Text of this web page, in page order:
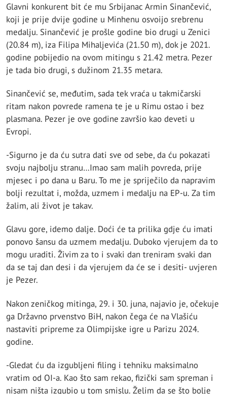
Glavni konkurent bit će mu Srbijanac Armin Sinančević,
koji je prije dvije godine u Minhenu osvoijo srebrenu
medalju. Sinančević je prošle godine bio drugi u Zenici
(20.84 m), iza Filipa Mihaljevića (21.50 m), dok je 2021.
godine pobijedio na ovom mitingu s 21.42 metra. Pezer
je tada bio drugi, s dužinom 21.35 metara.
Sinančević se, međutim, sada tek vraća u takmičarski
ritam nakon povrede ramena te je u Rimu ostao i bez
plasmana. Pezer je ove godine završio kao deveti u
Evropi.
-Sigurno je da ću sutra dati sve od sebe, da ću pokazati
svoju najbolju stranu…Imao sam malih povreda, prije
mjesec i po dana u Baru. To me je spriječilo da napravim
bolji rezultat i, možda, uzmem i medalju na EP-u. Za tim
žalim, ali život je takav.
Glavu gore, idemo dalje. Doći će ta prilika gdje ću imati
ponovo šansu da uzmem medalju. Duboko vjerujem da to
mogu uraditi. Živim za to i svaki dan treniram svaki dan
da se taj dan desi i da vjerujem da će se i desiti- uvjeren
je Pezer.
Nakon zeničkog mitinga, 29. i 30. juna, najavio je, očekuje
ga Državno prvenstvo BiH, nakon čega će na Vlašiću
nastaviti pripreme za Olimpijske igre u Parizu 2024.
godine.
-Gledat ću da izgubljeni filing i tehniku maksimalno
vratim od OI-a. Kao što sam rekao, fizički sam spreman i
nisam ništa izgubio u tom smislu. Želim da se što bolje